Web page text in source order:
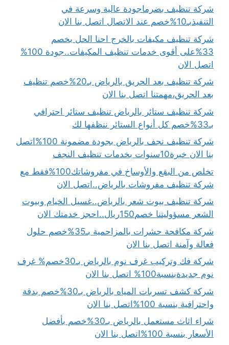
شركة تنظيف بضرماجودة عالية وسرعة في
التنفيذبـ10%خصم عند الاتصال اتصل بنا الان
شركة تنظيف مكيفات بالخرج احنا الحل بخصم
33%على أقوى خدمات تنظيف المكيفات..جودة 100%
اتصل الان
شركة تنظيف بعد الحريق بالرياض بـ20%خصم تنظيف
بعد الحريق،مهمتنا اتصل بنا الان
شركة تنظيف ستائر بالرياض تنظيف ستائر احترافي
بـ33%خصم كل أنواع الستائر ننظفها لك
شركة تنظيف نجف بالرياض بجودة مضمونة 100%اتصل
بنا الان خبرة10سنوات بخدمات تنظيف النجف
تخلص من البقع والأوساخ في مفروشاتك100%فقط مع
شركة تنظيف مفروشات بالرياض..اتصل الان
شركة تنظيف بيوت شعر بالرياض..غسيل الخيام وبيوت
الشعر مسؤوليتنا خصم150ريال..احجز خدمتك الان
شركة مكافحة حشرات بالمزاحمية بـ35%خصم حلول
فعالة وآمنة اتصل بنا الان
شركة فك وتركيب غرف نوم بالرياض بـ30خصم% غرف
نوم جديدةبنسبة100% اتصل بنا الان
شركة كشف تسربات المياه بالرياض بـ30%خصم بدقة
واحترافية بنسبة 100%اتصل بنا الان
شراء اثاث مستعمل بالرياض بـ30%خصم بأفضل
الأسعار بنسبة 100%اتصل بنا الان